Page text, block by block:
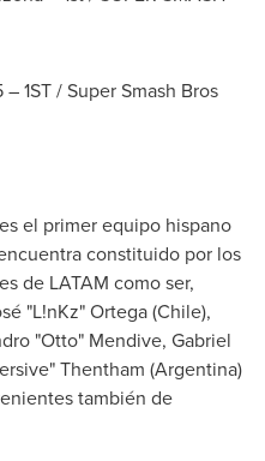
1ST / Super Smash Bros
el primer equipo hispano
constituido por los
de LATAM como ser,
"L!nKz" Ortega (Chile),
"Otto" Mendive, Gabriel
Thentham (Argentina)
también de